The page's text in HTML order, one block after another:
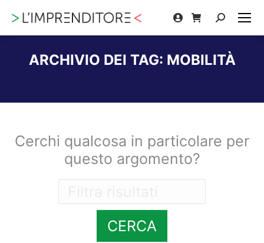
Cerca:
ARCHIVIO DEI TAG: MOBILITÀ
Cerchi qualcosa in particolare per
questo argomento?
CERCA